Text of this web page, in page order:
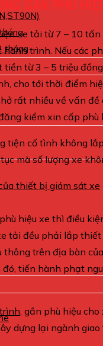
tháng
GẮN PHÙ
xe tải từ 7 – 10
trình. Nếu các
từ 3 – 5 triệu đồng.
cho tới thời điểm
rất nhiều về vấn
kiểm xin cấp phù
tiện cố tình không
mà số lượng xe
thiết bị giám sát xe
hiệu xe thì điều
tải đều phải lắp
thông trên địa bàn
tiến hành phạt
, gắn phù hiệu
dựng lại ngành